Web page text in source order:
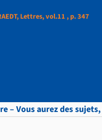
Lettres, vol.11 , p. 347
– Vous aurez des